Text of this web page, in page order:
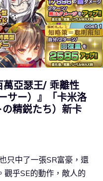
萬亞瑟王/ 乖離性
サー）』「卡米洛
精鋭たち）新卡
只中了一張SR富豪，還
觀乎SE的動作，敵人的